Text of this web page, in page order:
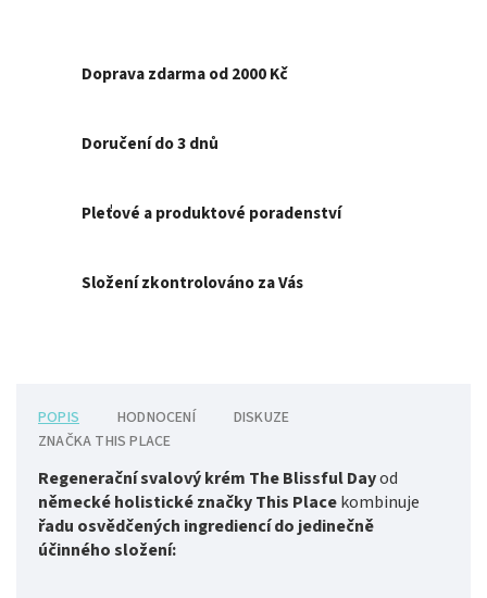
Doprava zdarma od 2000 Kč
Doručení do 3 dnů
Pleťové a produktové poradenství
Složení zkontrolováno za Vás
POPIS HODNOCENÍ
DISKUZE
ZNAČKA THIS PLACE
Regenerační svalový krém The Blissful Dayod
německé holistické značky This Placekombinuje
řadu osvědčených ingrediencí do jedinečně
účinného složení: